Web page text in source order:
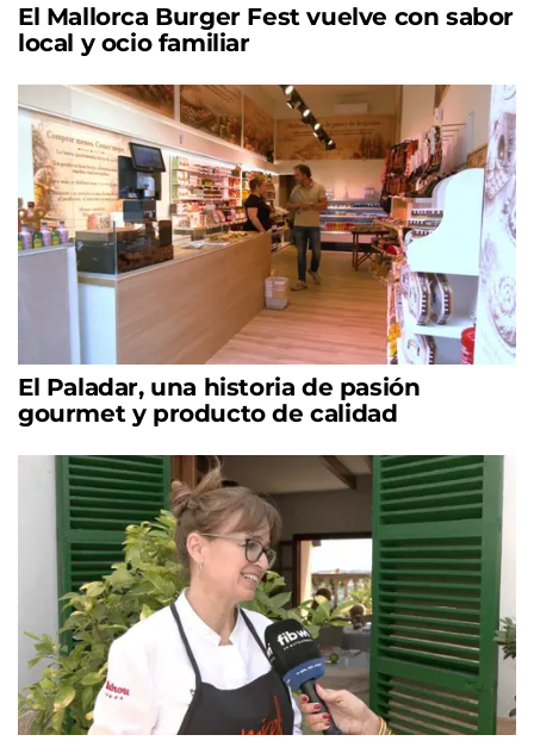
El Mallorca Burger Fest vuelve con sabor
local y ocio familiar
El Paladar, una historia de pasión
gourmet y producto de calidad